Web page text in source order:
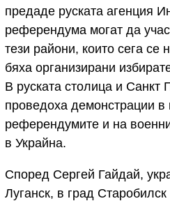
предаде руската агенция
референдума могат да
тези райони, които сега се
бяха организирани
В руската столица и Санкт
проведоха демонстрации в
референдумите и на
в Украйна.
Според Сергей Гайдай,
Луганск, в град